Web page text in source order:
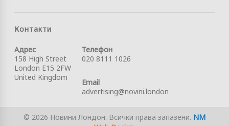
Контакти
Адрес
158 High Street
London E15 2FW
United Kingdom
Телефон
020 8111 1026
Email
advertising@novini.london
© 2026 Новини Лондон. Всички права запазени. NM